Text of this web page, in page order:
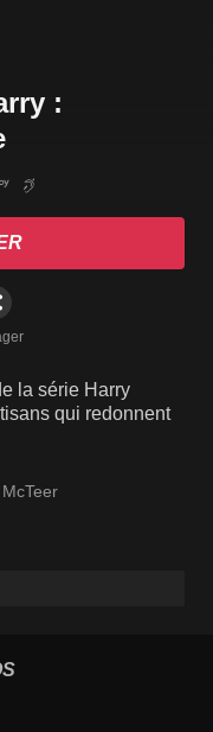
la série Harry
qui redonnent